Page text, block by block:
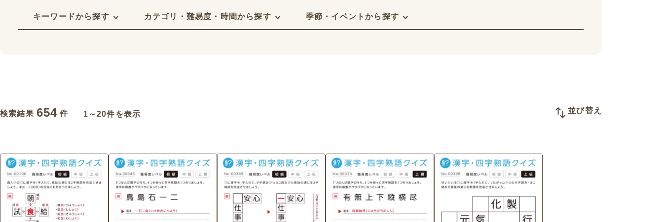
キーワードから探す カテゴリ・難易度・時間から探す 季節・イベントから探す
検索結果 654 件 1～20件を表示 並び替え